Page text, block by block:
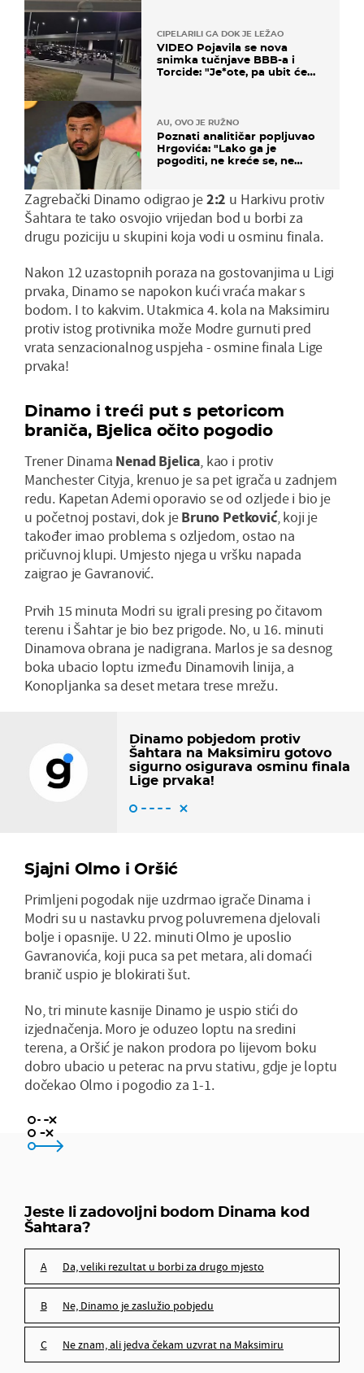
CIPELARILI GA DOK JE LEŽAO
VIDEO Pojavila se nova
snimka tučnjave BBB-a i
Torcide: "Je*ote, pa ubit će
AU, OVO JE RUŽNO
Poznati analitičar popljuvao
Hrgovića: "Lako ga je
pogoditi, ne kreće se, ne
Zagrebački Dinamo odigrao je2:2 u Harkivu protiv
Šahtara te tako osvojio vrijedan bod u borbi za
drugu poziciju u skupini koja vodi u osminu finala.
Nakon 12 uzastopnih poraza na gostovanjima u Ligi
prvaka, Dinamo se napokon kući vraća makar s
bodom. I to kakvim. Utakmica 4. kola na Maksimiru
protiv istog protivnika može Modre gurnuti pred
vrata senzacionalnog uspjeha - osmine finala Lige
prvaka!
Dinamo i treći put s petoricom
braniča, Bjelica očito pogodio
Trener Dinama Nenad Bjelica, kao i protiv
Manchester Cityja, krenuo je sa pet igrača u zadnjem
redu. Kapetan Ademi oporavio se od ozljede i bio je
u početnoj postavi, dok jeBruno Petković, koji je
također imao problema s ozljedom, ostao na
pričuvnoj klupi. Umjesto njega u vršku napada
zaigrao je Gavranović.
Prvih 15 minuta Modri su igrali presing po čitavom
terenu i Šahtar je bio bez prigode. No, u 16. minuti
Dinamova obrana je nadigrana. Marlos je sa desnog
boka ubacio loptu između Dinamovih linija, a
Konopljanka sa deset metara trese mrežu.
Dinamo pobjedom protiv
Šahtara na Maksimiru gotovo
sigurno osigurava osminu finala
Lige prvaka!
Sjajni Olmo i Oršić
Primljeni pogodak nije uzdrmao igrače Dinama i
Modri su u nastavku prvog poluvremena djelovali
bolje i opasnije. U 22. minuti Olmo je uposlio
Gavranovića, koji puca sa pet metara, ali domaći
branič uspio je blokirati šut.
No, tri minute kasnije Dinamo je uspio stići do
izjednačenja. Moro je oduzeo loptu na sredini
terena, a Oršić je nakon prodora po lijevom boku
dobro ubacio u peterac na prvu stativu, gdje je loptu
dočekao Olmo i pogodio za 1-1.
Jeste li zadovoljni bodom Dinama kod
Šahtara?
da, veliki rezultat u borbi za drugo mjesto
ne, Dinamo je zaslužio pobjedu
ne znam, ali jedva čekam uzvrat na Maksimiru